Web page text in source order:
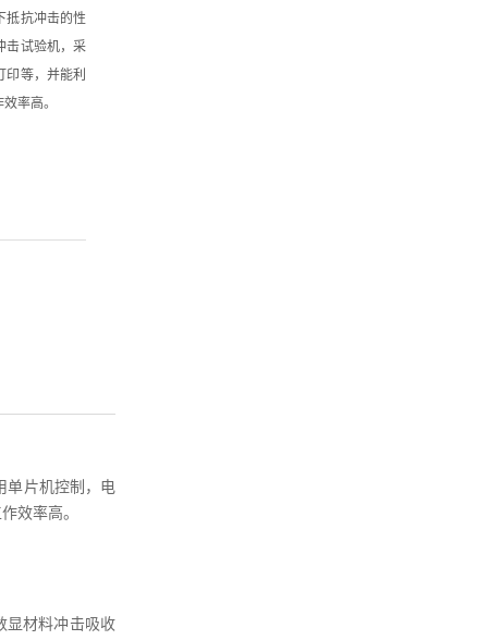
抵抗冲击的性
击试验机，采
等，并能利
率高。
单片机控制，电
效率高。
显材料冲击吸收